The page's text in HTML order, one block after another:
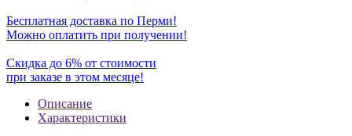
Бесплатная доставка по Перми!
Можно оплатить при получении!
Скидка до 6% от стоимости
при заказе в этом месяце!
Описание
Характеристики